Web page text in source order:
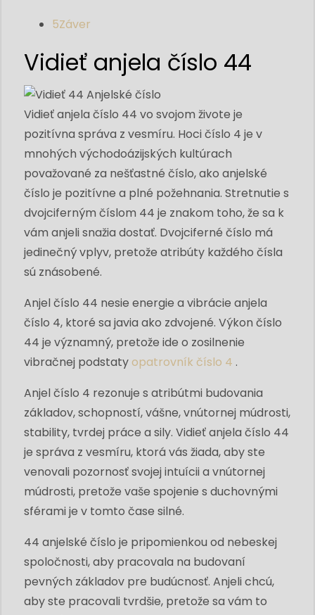
5Záver
Vidieť anjela číslo 44
Vidieť anjela číslo 44 vo svojom živote je
pozitívna správa z vesmíru. Hoci číslo 4 je v
mnohých východoázijských kultúrach
považované za nešťastné číslo, ako anjelské
číslo je pozitívne a plné požehnania. Stretnutie s
dvojciferným číslom 44 je znakom toho, že sa k
vám anjeli snažia dostať. Dvojciferné číslo má
jedinečný vplyv, pretože atribúty každého čísla
sú znásobené.
Anjel číslo 44 nesie energie a vibrácie anjela
číslo 4, ktoré sa javia ako zdvojené. Výkon číslo
44 je významný, pretože ide o zosilnenie
vibračnej podstatyopatrovník číslo 4 .
Anjel číslo 4 rezonuje s atribútmi budovania
základov, schopností, vášne, vnútornej múdrosti,
stability, tvrdej práce a sily. Vidieť anjela číslo 44
je správa z vesmíru, ktorá vás žiada, aby ste
venovali pozornosť svojej intuícii a vnútornej
múdrosti, pretože vaše spojenie s duchovnými
sférami je v tomto čase silné.
44 anjelské číslo je pripomienkou od nebeskej
spoločnosti, aby pracovala na budovaní
pevných základov pre budúcnosť. Anjeli chcú,
aby ste pracovali tvrdšie, pretože sa vám to